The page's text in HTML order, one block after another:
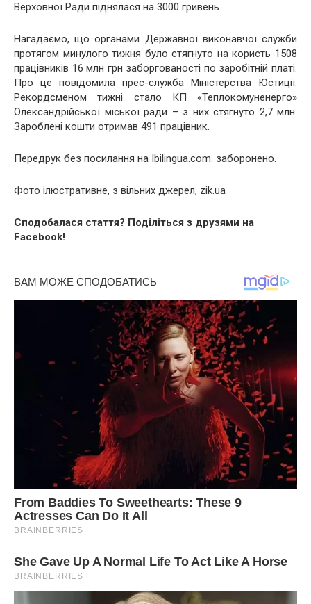
Верховної Ради піднялася на 3000 гривень.
Нагадаємо, що органами Державної виконавчої служби
протягом минулого тижня було стягнуто на користь 1508
працівників 16 млн грн заборгованості по заробітній платі.
Про це повідомила прес-служба Міністерства Юстиції.
Рекордсменом тижні стало КП «Теплокомуненерго»
Олександрійської міської ради – з них стягнуто 2,7 млн.
Зароблені кошти отримав 491 працівник.
Передрук без посилання на Ibilingua.com. заборонено.
Фото ілюстративне, з вільних джерел, zik.ua
Сподобалася стаття? Поділіться з друзями на
Facebook!